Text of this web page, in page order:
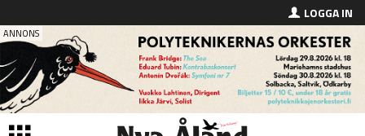
LOGGA IN